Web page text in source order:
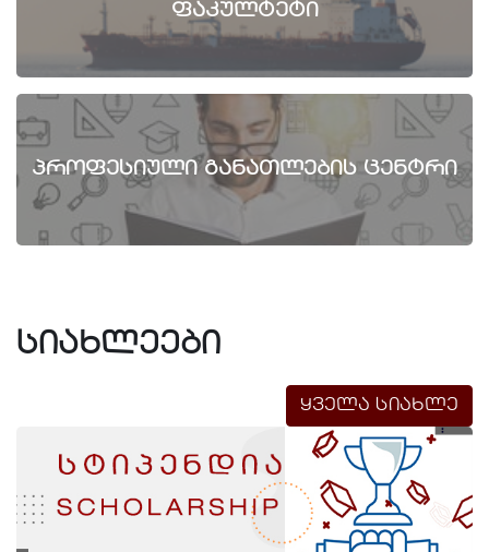
ფაკულტეტი
პროფესიული განათლების ცენტრი
სიახლეები
ყველა სიახლე